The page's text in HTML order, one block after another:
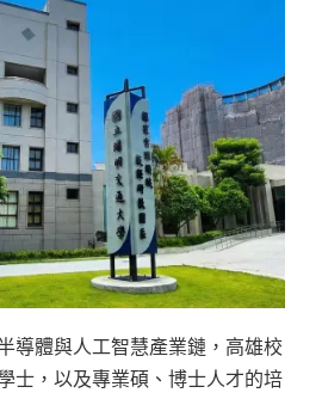
導體與人工智慧產業鏈，高雄校
士，以及專業碩、博士人才的培